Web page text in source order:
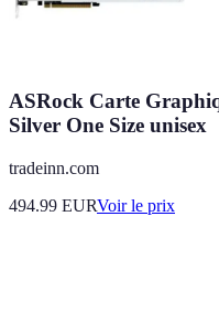
ASRock Carte
Silver One Size unisex
tradeinn.com
494.99 EURVoir le prix